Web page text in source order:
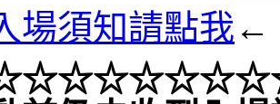
場須知請點我 ←
☆☆☆